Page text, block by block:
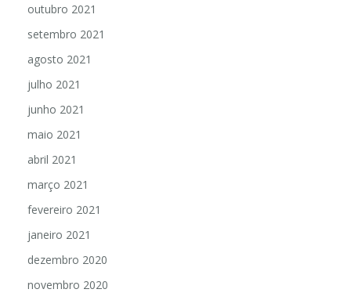
outubro 2021
setembro 2021
agosto 2021
julho 2021
junho 2021
maio 2021
abril 2021
março 2021
fevereiro 2021
janeiro 2021
dezembro 2020
novembro 2020